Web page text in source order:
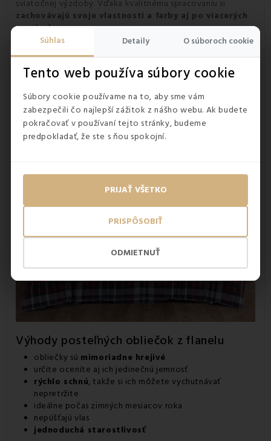
Súhlas Detaily O súboroch cookie
Tento web používa súbory cookie
Súbory cookie používame na to, aby sme vám
zabezpečili čo najlepší zážitok z nášho webu. Ak budete
pokračovať v používaní tejto stránky, budeme
predpokladať, že ste s ňou spokojní.
ODMIETNUŤ
PRISPÔSOBIŤ
PRIJAŤ VŠETKO
sviatočnej výzdoby. Vďaka kvalitnému spracovaniu si
zachovávajú svoje vlastnosti a farby aj po viacerých
praniach.
Doprajte si dokonalý komfort počas chladných dní s
vianočné večery.
Výhody posteľných obliečok z flanelu
obliečky sú mimoriadne hrejivé
určite oceníte aj ich jedinečnú jemnosť
rýchlo schnú, takže si ich môžete vychutnávať
nepretržite
ideálne počas zimných mesiacov roka
nepúšťajú vlas
jednoduchá starostlivosť